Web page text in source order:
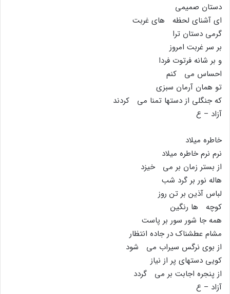
دستان صمیمى
اى آشناى لحظه هاى غربت
گرمى دستان ترا
بر سر غربت امروز
و بر شانه فرتوت فردا
احساس مى کنم
تو همان آرمان سبزى
که جنگلى از دستها تمنا مى کردند
آزاد – ع
خاطره میلاد
نرم نرم خاطره میلاد
از بستر زمان بر مى خیزد
هاله نور بر گرد شب
لباس آذین بر تن روز
کوچه ها رنگین
همه جا شور سور بر پاست
مشام عطشناک در جاده انتظار
از بوى نرگس سیراب مى شود
کویى دستهاى پر از نیاز
از پنجره اجابت بر مى گردد
آزاد – ع